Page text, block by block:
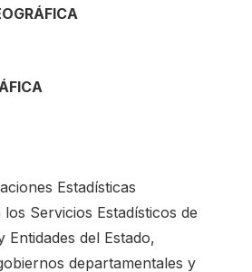
Estadísticas
Servicios Estadísticos de
Entidades del Estado,
departamentales y